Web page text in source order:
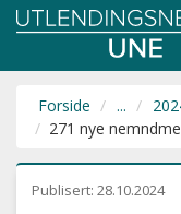
Utlendingsnemnda
Forside ...
271 nye
Publisert:28.10.2024